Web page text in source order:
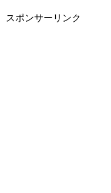
スポンサーリンク